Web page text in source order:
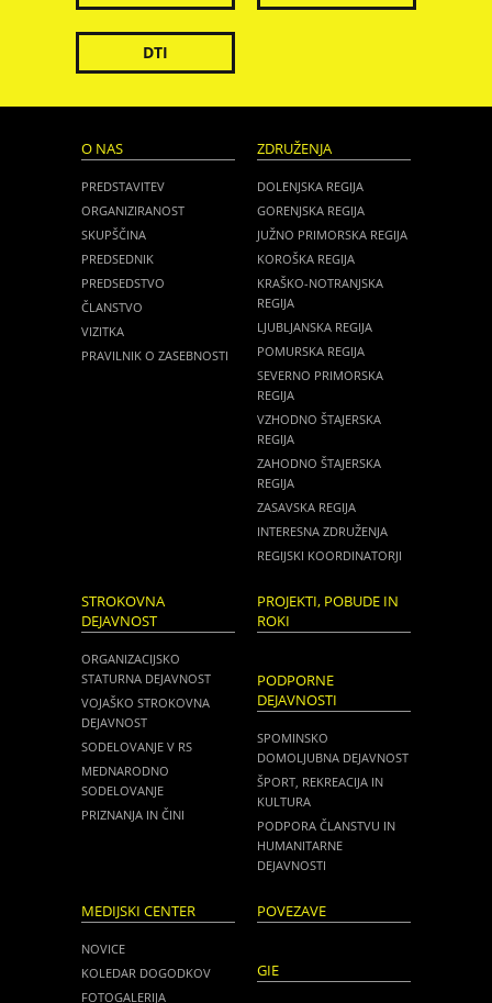
DTI
O NAS
PREDSTAVITEV
ORGANIZIRANOST
SKUPŠČINA
PREDSEDNIK
PREDSEDSTVO
ČLANSTVO
VIZITKA
PRAVILNIK O ZASEBNOSTI
ZDRUŽENJA
DOLENJSKA REGIJA
GORENJSKA REGIJA
JUŽNO PRIMORSKA REGIJA
KOROŠKA REGIJA
KRAŠKO-NOTRANJSKA
REGIJA
LJUBLJANSKA REGIJA
POMURSKA REGIJA
SEVERNO PRIMORSKA
REGIJA
VZHODNO ŠTAJERSKA
REGIJA
ZAHODNO ŠTAJERSKA
REGIJA
ZASAVSKA REGIJA
INTERESNA ZDRUŽENJA
REGIJSKI KOORDINATORJI
STROKOVNA
DEJAVNOST
ORGANIZACIJSKO
STATURNA DEJAVNOST
VOJAŠKO STROKOVNA
DEJAVNOST
SODELOVANJE V RS
MEDNARODNO
SODELOVANJE
PRIZNANJA IN ČINI
PROJEKTI, POBUDE IN
ROKI
PODPORNE
DEJAVNOSTI
SPOMINSKO
DOMOLJUBNA DEJAVNOST
ŠPORT, REKREACIJA IN
KULTURA
PODPORA ČLANSTVU IN
HUMANITARNE
DEJAVNOSTI
MEDIJSKI CENTER
NOVICE
KOLEDAR DOGODKOV
FOTOGALERIJA
POVEZAVE
GIE